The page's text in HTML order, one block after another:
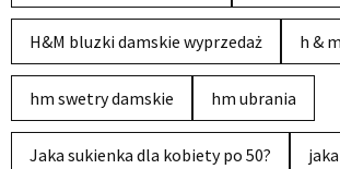
H&M bluzki damskie wyprzedaż h &
hm swetry damskie hm ubrania
Jaka sukienka dla kobiety po 50?